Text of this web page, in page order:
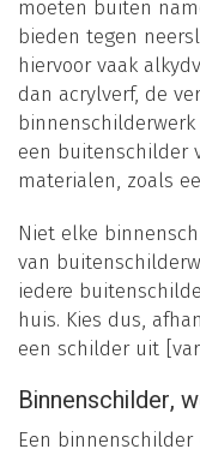
moeten buiten
bieden tegen
hiervoor vaak
dan acrylverf, de
een buitenschilder
materialen, zoals
Niet elke
van
iedere
huis. Kies dus,
een schilder uit
Binnenschilder,
Een